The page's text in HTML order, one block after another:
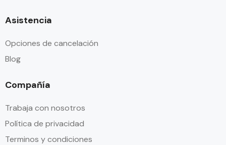
Asistencia
Opciones de cancelación
Blog
Compañía
Trabaja con nosotros
Política de privacidad
Terminos y condiciones